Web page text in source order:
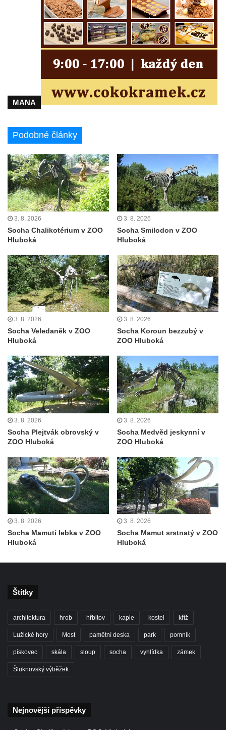
Pamětní deska arcibiskupa Micara ve
vstupu do poutního místa Římov
Plastika Koule v Gutenbergově ulici v
Liberci
Pamětní deska Vojtěcha Kocmicha na
domě čp. 37 v ulici Betlém v Římově
Pomník na paměť zrušení roboty v Plavu
Socha vodníka v Plavu
Socha svatého Jana Nepomuckého v
Třebušíně
Pamětní deska Johanna Nepomuka
Fischera na domě čp. 5/16 na třídě 9.
května v Rumburku
Pamětní deska Johanna Neumanna
severně od Tokáně
Obrázek svatého Huberta na buku svatého
Huberta
Obrázek svatého Jakuba na skále u cesty
východně od Srbské Kamenice
Busta Jana Amose Komenského na domě
čp. 37 v Račicích
Socha ležícího koně v Sadech
Socha Medvídě v Tierpark Chemnitz
Sochy Ležící žena v Tierpark Chemnitz
Sochy Ptáci v Tierpark Chemnitz
Socha Skupina jeřábů v Tierpark Chemnitz
Socha Panter v ZOO Leipzig
Socha Dívka s mušlí v ZOO Leipzig
Socha Tygr v ZOO Leipzig
Socha Marabu v ZOO Leipzig
Busta Karla Maxe Schneidera v ZOO
Leipzig
Socha Iásón v ZOO Leipzig
Socha Býk v ZOO Dresden
Socha Faun s medvíďaty v ZOO Dresden
Socha divokého prasete před vstupem do
ZOO Dresden
– Hořín u Lužce nad Vltavou
MANA
Podobné články
3. 8. 2026
Socha Chalikotérium v ZOO
Hluboká
3. 8. 2026
Socha Smilodon v ZOO
Hluboká
3. 8. 2026
Socha Veledaněk v ZOO
Hluboká
3. 8. 2026
Socha Koroun bezzubý v
ZOO Hluboká
3. 8. 2026
Socha Plejtvák obrovský v
ZOO Hluboká
3. 8. 2026
Socha Medvěd jeskynní v
ZOO Hluboká
3. 8. 2026
Socha Mamutí lebka v ZOO
Hluboká
3. 8. 2026
Socha Mamut srstnatý v ZOO
Hluboká
Štítky
architektura hrob hřbitov kaple kostel kříž
Lužické hory Most pamětní deska park pomník
pískovec skála sloup socha vyhlídka zámek
Šluknovský výběžek
Nejnovější příspěvky